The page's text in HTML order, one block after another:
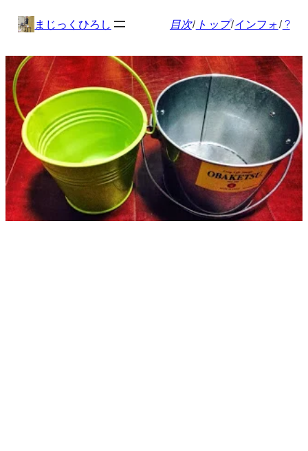
ス
キ
ッ
プ
まじっくひろし 目次/ トップ/インフォ/ ?